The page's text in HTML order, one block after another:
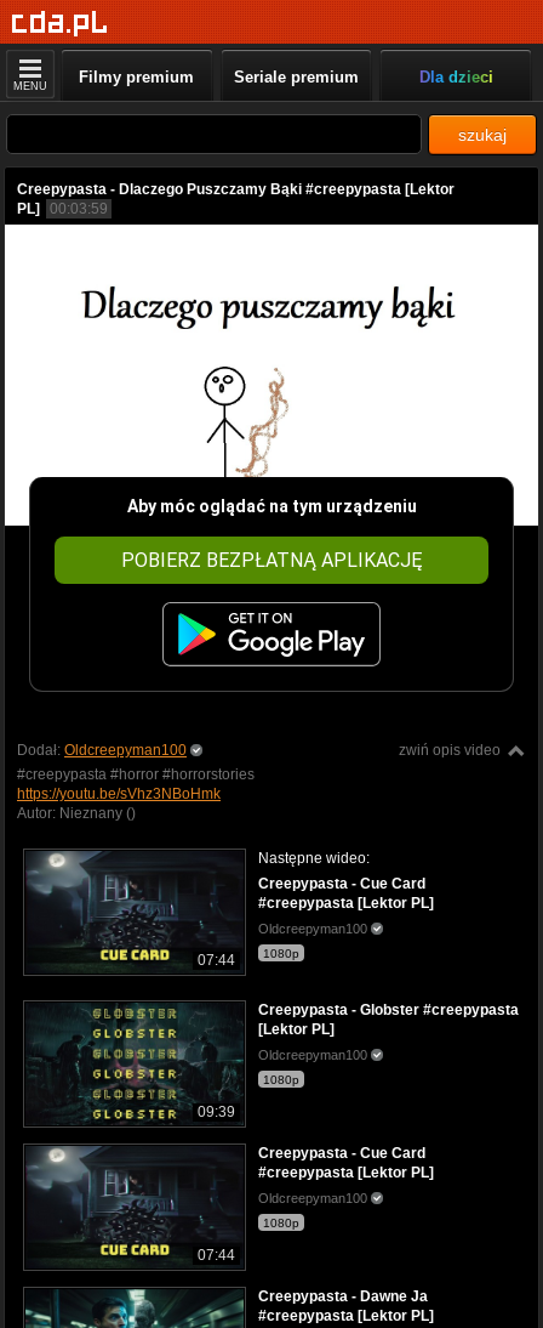
MENU Filmy premium Seriale premium Dla dzieci
szukaj
Creepypasta - Dlaczego Puszczamy Bąki #creepypasta [Lektor
PL]
00:03:59
Aby móc oglądać na tym urządzeniu
POBIERZ BEZPŁATNĄ APLIKACJĘ
zwiń opis video
Dodał: Oldcreepyman100
#creepypasta #horror #horrorstories
https://youtu.be/sVhz3NBoHmk
Autor: Nieznany ()
07:44
Następne wideo:
Creepypasta - Cue Card
#creepypasta [Lektor PL]
Oldcreepyman100
1080p
09:39
Creepypasta - Globster #creepypasta
[Lektor PL]
Oldcreepyman100
1080p
07:44
Creepypasta - Cue Card
#creepypasta [Lektor PL]
Oldcreepyman100
1080p
Creepypasta - Dawne Ja
#creepypasta [Lektor PL]